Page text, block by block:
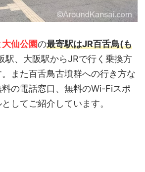
仙公園の最寄駅はJR百舌鳥(も
駅、大阪駅からJRで行く乗換方
また百舌鳥古墳群への行き方な
の電話窓口、無料のWi-Fiスポ
してご紹介しています。